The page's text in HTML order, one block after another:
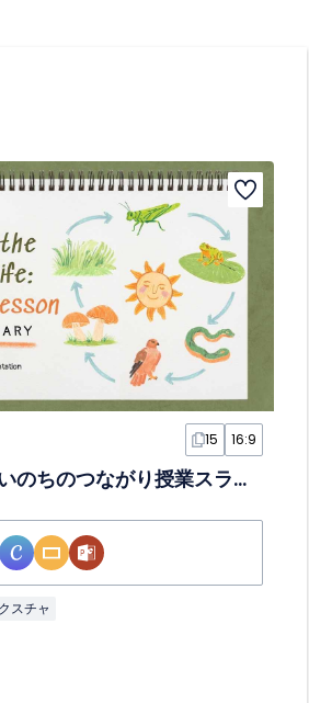
15 16:9
食物連鎖を学ぶ・いのちのつながり授業スライド
スチャ